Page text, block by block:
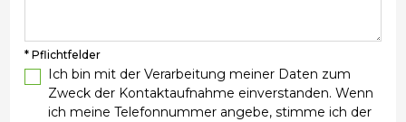
* Pflichtfelder
Ich bin mit der Verarbeitung meiner Daten zum
Zweck der Kontaktaufnahme einverstanden. Wenn
ich meine Telefonnummer angebe, stimme ich der